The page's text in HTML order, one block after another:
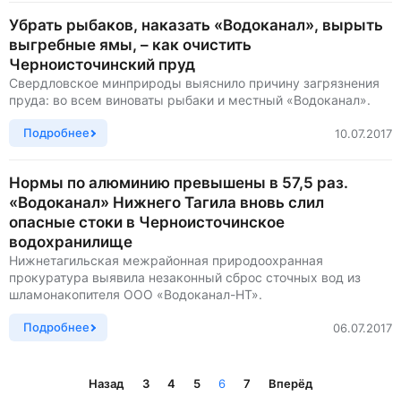
Убрать рыбаков, наказать «Водоканал», вырыть
выгребные ямы, – как очистить
Черноисточинский пруд
Свердловское минприроды выяснило причину загрязнения
пруда: во всем виноваты рыбаки и местный «Водоканал».
Подробнее 10.07.2017
Нормы по алюминию превышены в 57,5 раз.
«Водоканал» Нижнего Тагила вновь слил
опасные стоки в Черноисточинское
водохранилище
Нижнетагильская межрайонная природоохранная
прокуратура выявила незаконный сброс сточных вод из
шламонакопителя ООО «Водоканал-НТ».
Подробнее 06.07.2017
Назад 3 4 5 6 7 Вперёд